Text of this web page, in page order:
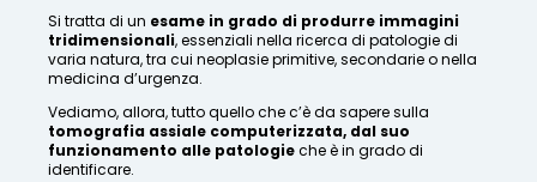
Si tratta di un esame in grado di produrre immagini
tridimensionali, essenziali nella ricerca di patologie di
varia natura, tra cui neoplasie primitive, secondarie o nella
medicina d’urgenza.
Vediamo, allora, tutto quello che c’è da sapere sulla
tomografia assiale computerizzata, dal suo
funzionamento alle patologieche è in grado di
identificare.